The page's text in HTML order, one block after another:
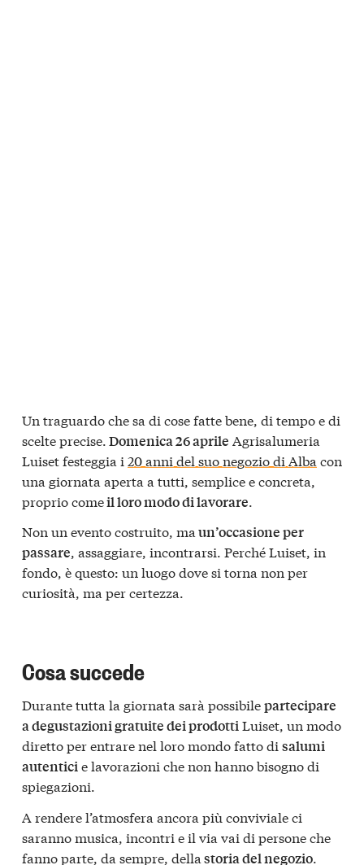
Un traguardo che sa di cose fatte bene, di tempo e di
scelte precise.Domenica 26 aprile Agrisalumeria
Luiset festeggia i 20 anni del suo negozio di Alba con
una giornata aperta a tutti, semplice e concreta,
proprio comeil loro modo di lavorare.
Non un evento costruito, ma un’occasione per
passare, assaggiare, incontrarsi. Perché Luiset, in
fondo, è questo: un luogo dove si torna non per
curiosità, ma per certezza.
Cosa succede
Durante tutta la giornata sarà possibilepartecipare
a degustazioni gratuite dei prodottiLuiset, un modo
diretto per entrare nel loro mondo fatto di salumi
autenticie lavorazioni che non hanno bisogno di
spiegazioni.
A rendere l’atmosfera ancora più conviviale ci
saranno musica, incontri e il via vai di persone che
fanno parte, da sempre, della storia del negozio.